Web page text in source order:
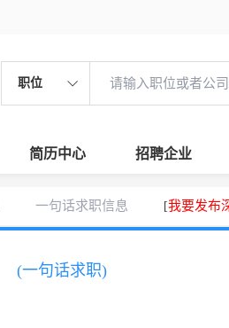
职位
简历中心 招聘企业
一句话求职信息 [我要发布
(一句话求职)